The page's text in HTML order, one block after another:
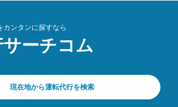
カンタンに探すなら
ーチコム
現在地から運転代行を検索